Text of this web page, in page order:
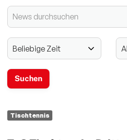
Tischtennis
2024 - 125-jähriges Jubiläum
Vereinssport
Mitglieder-Service